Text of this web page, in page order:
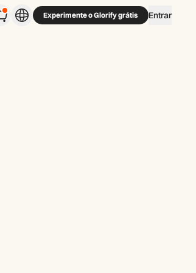
Experimente o Glorify grátis Entrar